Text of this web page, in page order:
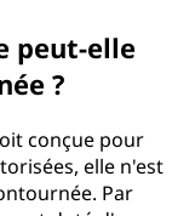
peut-elle
?
conçue pour
elle n'est
Par